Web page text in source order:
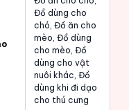
Đồ dùng cho
chó, Đồ ăn cho
mèo, Đồ dùng
cho mèo, Đồ
dùng cho vật
nuôi khác, Đồ
dùng khi đi dạo
cho thú cưng